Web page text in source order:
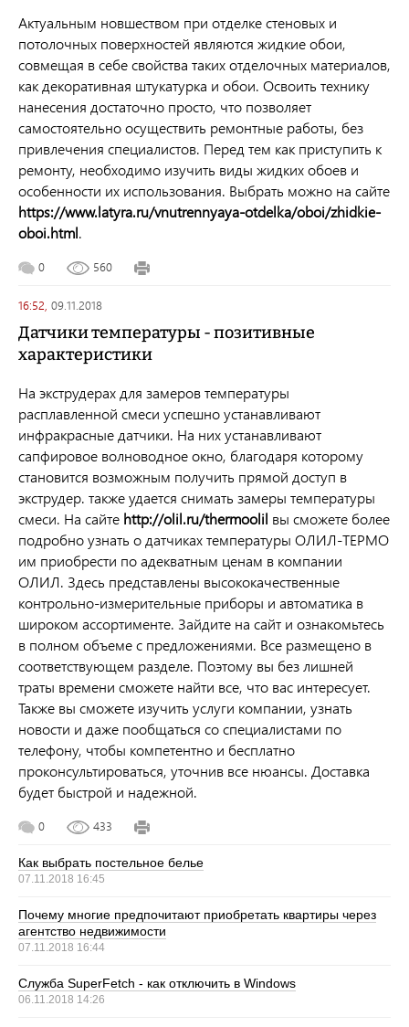
Актуальным новшеством при отделке стеновых и
потолочных поверхностей являются жидкие обои,
совмещая в себе свойства таких отделочных материалов,
как декоративная штукатурка и обои. Освоить технику
нанесения достаточно просто, что позволяет
самостоятельно осуществить ремонтные работы, без
привлечения специалистов. Перед тем как приступить к
ремонту, необходимо изучить виды жидких обоев и
особенности их использования. Выбрать можно на сайте
https://www.latyra.ru/vnutrennyaya-otdelka/oboi/zhidkie-
oboi.html.
0 560
16:52, 09.11.2018
Датчики температуры - позитивные
характеристики
На экструдерах для замеров температуры
расплавленной смеси успешно устанавливают
инфракрасные датчики. На них устанавливают
сапфировое волноводное окно, благодаря которому
становится возможным получить прямой доступ в
экструдер. также удается снимать замеры температуры
смеси. На сайте http://olil.ru/thermoolil вы сможете более
подробно узнать о датчиках температуры ОЛИЛ-ТЕРМО
им приобрести по адекватным ценам в компании
ОЛИЛ. Здесь представлены высококачественные
контрольно-измерительные приборы и автоматика в
широком ассортименте. Зайдите на сайт и ознакомьтесь
в полном объеме с предложениями. Все размещено в
соответствующем разделе. Поэтому вы без лишней
траты времени сможете найти все, что вас интересует.
Также вы сможете изучить услуги компании, узнать
новости и даже пообщаться со специалистами по
телефону, чтобы компетентно и бесплатно
проконсультироваться, уточнив все нюансы. Доставка
будет быстрой и надежной.
0 433
Как выбрать постельное белье
07.11.2018 16:45
Почему многие предпочитают приобретать квартиры через
агентство недвижимости
07.11.2018 16:44
Служба SuperFetch - как отключить в Windows
06.11.2018 14:26